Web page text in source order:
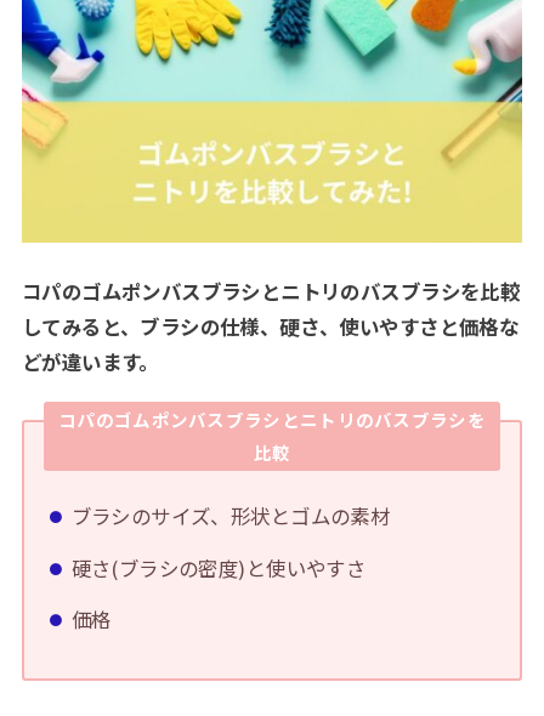
コパのゴムポンバスブラシとニトリのバスブラシを比較
してみると、ブラシの仕様、硬さ、使いやすさと価格な
どが違います。
コパのゴムポンバスブラシとニトリのバスブラシを
比較
ブラシのサイズ、形状とゴムの素材
硬さ(ブラシの密度)と使いやすさ
価格